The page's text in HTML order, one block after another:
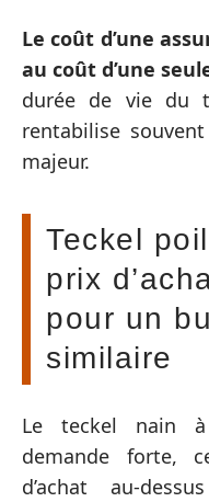
Le coût d’une
au coût d’une
durée de vie du
rentabilise
majeur.
Teckel
prix
pour un
similaire
Le teckel nain
demande forte,
d’achat au-